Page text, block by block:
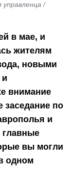
управленца /
в мае, и
жителям
новыми
и
внимание
заседание по
и
главные
вы могли
одном